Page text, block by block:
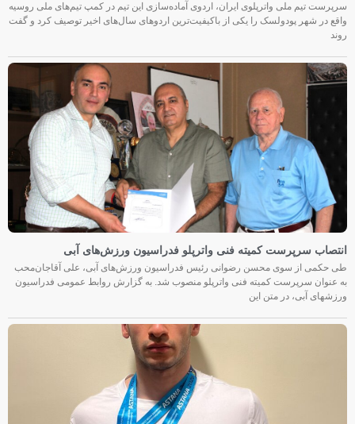
سرپرست تیم ملی واترپلوی ایران، اردوی آماده‌سازی این تیم در کمپ تیم‌های ملی روسیه
واقع در شهر پودولسک را یکی از باکیفیت‌ترین اردوهای سال‌های اخیر توصیف کرد و گفت
روند
انتصاب سرپرست کمیته فنی واترپلو فدراسیون ورزش‌های آبی
طی حکمی از سوی محسن رضوانی رئیس فدراسیون ورزش‌های آبی، علی آقاجان‌محب
به عنوان سرپرست کمیته فنی واترپلو منصوب شد. به گزارش روابط عمومی فدراسیون
ورزشهای آبی، در متن این